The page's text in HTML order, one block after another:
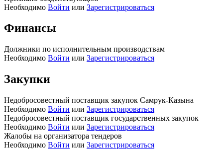
Необходимо Войти или Зарегистрироваться
Финансы
Должники по исполнительным производствам
Необходимо Войти или Зарегистрироваться
Закупки
Недобросовестный поставщик закупок Самрук-Казына
Необходимо Войти или Зарегистрироваться
Недобросовестный поставщик государственных закупок
Необходимо Войти или Зарегистрироваться
Жалобы на организатора тендеров
Необходимо Войти или Зарегистрироваться